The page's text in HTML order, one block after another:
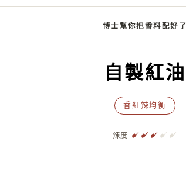
博士幫你把香料配好了
自製紅油
香紅辣均衡
辣度